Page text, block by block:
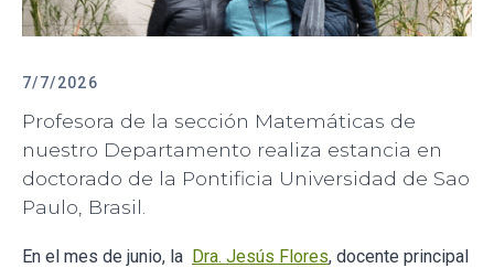
7/7/2026
Profesora de la sección Matemáticas de
nuestro Departamento realiza estancia en
doctorado de la Pontificia Universidad de Sao
Paulo, Brasil.
En el mes de junio, la Dra. Jesús Flores, docente principal